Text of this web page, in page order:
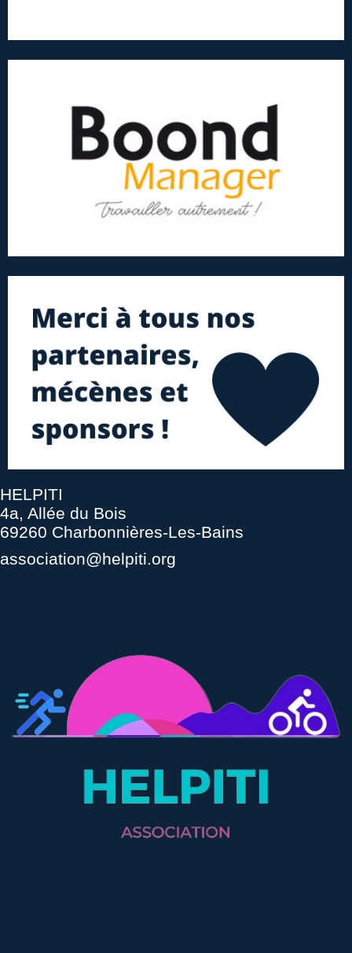
HELPITI
4a, Allée du Bois
69260 Charbonnières-Les-Bains
association@helpiti.org